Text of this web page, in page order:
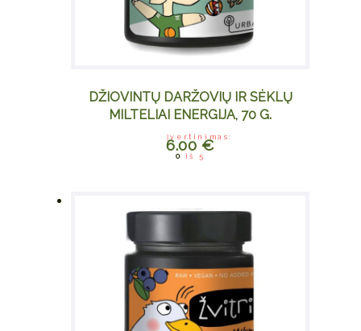
DŽIOVINTŲ DARŽOVIŲ IR SĖKLŲ
MILTELIAI ENERGIJA, 70 G.
Įvertinimas:
0 iš 5
6.00€